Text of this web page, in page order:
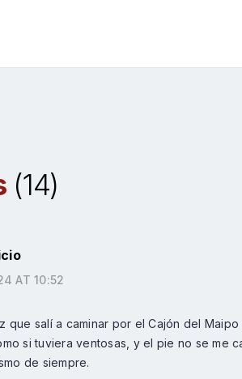
(14)
AT 10:52
que salí a caminar por el Cajón del
si tuviera ventosas, y el pie no se me
de siempre.